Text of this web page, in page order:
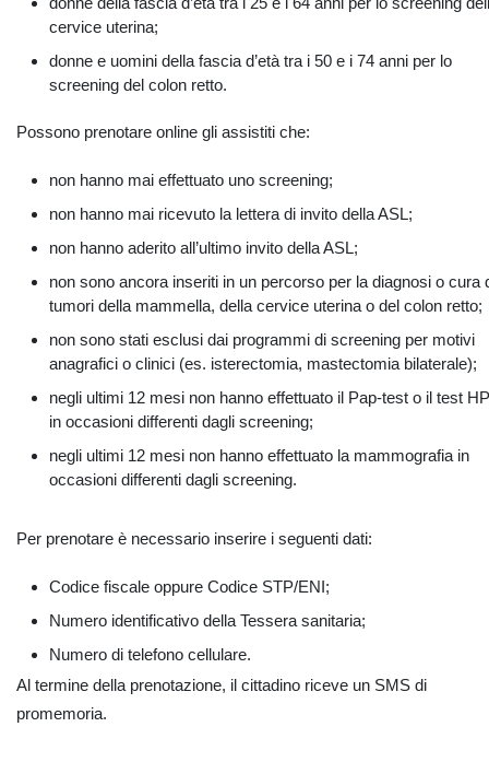
cervice uterina;
donne e uomini della fascia d’età tra i 50 e i 74 anni per lo
screening del colon retto.
Possono prenotare online gli assistiti che:
non hanno mai effettuato uno screening;
non hanno mai ricevuto la lettera di invito della ASL;
non hanno aderito all’ultimo invito della ASL;
non sono ancora inseriti in un percorso per la diagnosi o cura
tumori della mammella, della cervice uterina o del colon retto;
non sono stati esclusi dai programmi di screening per motivi
anagrafici o clinici (es. isterectomia, mastectomia bilaterale);
negli ultimi 12 mesi non hanno effettuato il Pap-test o il test
in occasioni differenti dagli screening;
negli ultimi 12 mesi non hanno effettuato la mammografia in
occasioni differenti dagli screening.
Per prenotare è necessario inserire i seguenti dati:
Codice fiscale oppure Codice STP/ENI;
Numero identificativo della Tessera sanitaria;
Numero di telefono cellulare.
Al termine della prenotazione, il cittadino riceve un SMS di
promemoria.